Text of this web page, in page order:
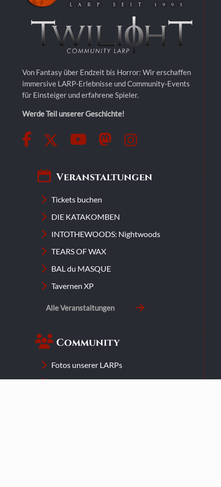
Von Fantasy über Endzeit bis Horror: Wir erschaffen
immersive LARP-Erlebnisse und Community-Events
für Einsteiger und erfahrene Spieler.
Werde Teil unserer Geschichte!
Veranstaltungen
Tickets buchen
DIE KATAKOMBEN
INTOTHEWOODS: Nightwoods
TEARS OF WAX
BAL du MASQUE
Tavernen XP
Alle Veranstaltungen
Community
Fotos unserer LARPs
Was ist LARP?